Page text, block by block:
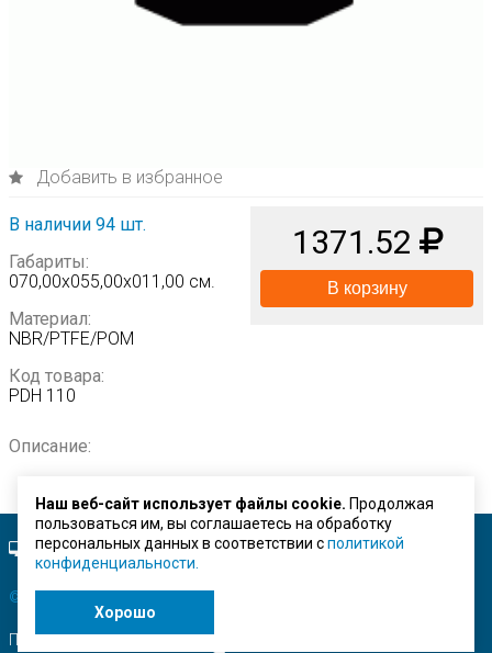
Добавить в избранное
В наличии 94 шт.
Габариты:
070,00х055,00х011,00 см.
Материал:
NBR/PTFE/POM
Код товара:
PDH 110
1371.52
В корзину
Описание:
Полная версия сайта.
© ЗАО "Строймашсервис"
Поисковое продвижение
Наш веб-сайт использует файлы cookie. Продолжая
пользоваться им, вы соглашаетесь на обработку
персональных данных в соответствии сполитикой
конфиденциальности.
Хорошо